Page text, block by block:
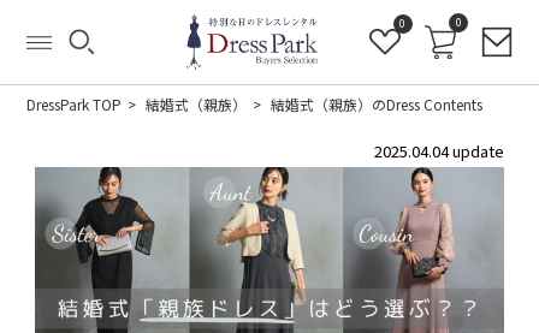
0 0
DressPark TOP 結婚式（親族） 結婚式（親族）のDress Contents
2025.04.04 update